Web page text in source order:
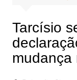
Tarcísio
mudança